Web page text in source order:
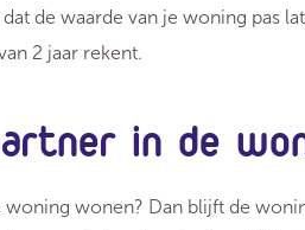
de waarde van je woning pas
2 jaar rekent.
in de
woning wonen? Dan blijft de